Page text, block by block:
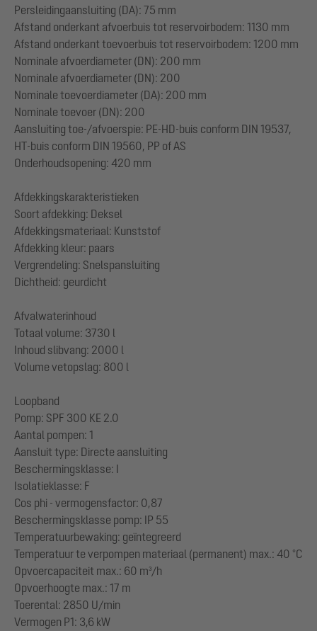
Persleidingaansluiting (DA): 75 mm
Afstand onderkant afvoerbuis tot reservoirbodem: 1130 mm
Afstand onderkant toevoerbuis tot reservoirbodem: 1200 mm
Nominale afvoerdiameter (DN): 200 mm
Nominale afvoerdiameter (DN): 200
Nominale toevoerdiameter (DA): 200 mm
Nominale toevoer (DN): 200
Aansluiting toe-/afvoerspie: PE-HD-buis conform DIN 19537,
HT-buis conform DIN 19560, PP of AS
Onderhoudsopening: 420 mm
Afdekkingskarakteristieken
Soort afdekking: Deksel
Afdekkingsmateriaal: Kunststof
Afdekking kleur: paars
Vergrendeling: Snelspansluiting
Dichtheid: geurdicht
Afvalwaterinhoud
Totaal volume: 3730 l
Inhoud slibvang: 2000 l
Volume vetopslag: 800 l
Loopband
Pomp: SPF 300 KE 2.0
Aantal pompen: 1
Aansluit type: Directe aansluiting
Beschermingsklasse: I
Isolatieklasse: F
Cos phi - vermogensfactor: 0,87
Beschermingsklasse pomp: IP 55
Temperatuurbewaking: geïntegreerd
Temperatuur te verpompen materiaal (permanent) max.: 40 °C
Opvoercapaciteit max.: 60 m³/h
Opvoerhoogte max.: 17 m
Toerental: 2850 U/min
Vermogen P1: 3,6 kW